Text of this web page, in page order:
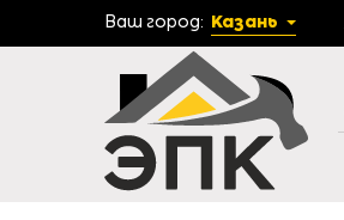
Ваш город: Казань